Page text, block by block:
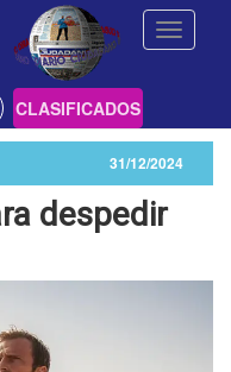
Toggle
CLASIFICADOS
31/12/2024
despedir